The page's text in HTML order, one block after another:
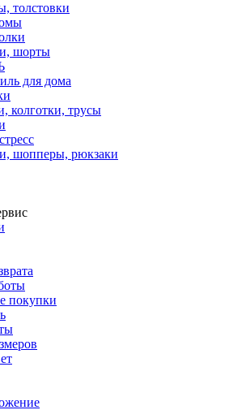
толстовки
шорты
для дома
колготки, трусы
шопперы, рюкзаки
покупки